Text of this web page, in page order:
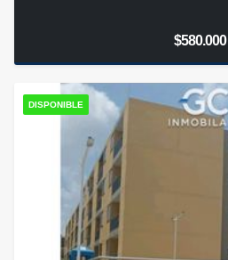
$580.000
DISPONIBLE